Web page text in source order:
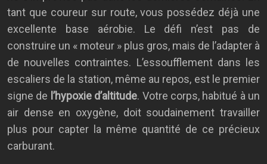
tant que coureur sur route, vous possédez déjà une
excellente base aérobie. Le défi n’est pas de
construire un « moteur » plus gros, mais de l’adapter à
de nouvelles contraintes. L’essoufflement dans les
escaliers de la station, même au repos, est le premier
signe de l’hypoxie d’altitude. Votre corps, habitué à un
air dense en oxygène, doit soudainement travailler
plus pour capter la même quantité de ce précieux
carburant.